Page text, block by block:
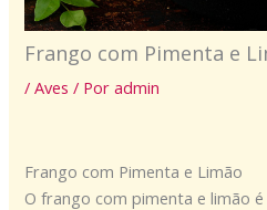
Frango com Pimenta e
/Aves / Poradmin
Frango com Pimenta e Limão
O frango com pimenta e limão